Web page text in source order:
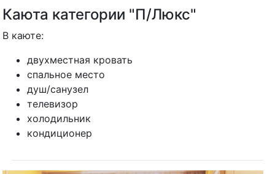
Каюта категории "П/Люкс"
В каюте:
двухместная кровать
спальное место
душ/санузел
телевизор
холодильник
кондиционер